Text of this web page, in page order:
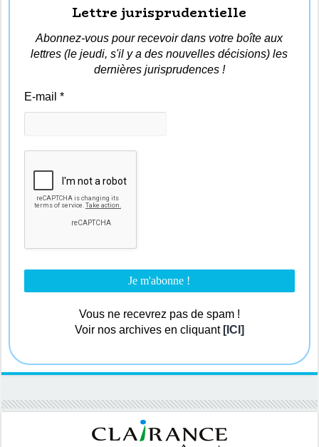
Lettre jurisprudentielle
Abonnez-vous pour recevoir dans votre boîte aux
lettres (le jeudi, s'il y a des nouvelles décisions) les
dernières jurisprudences !
E-mail*
Vous ne recevrez pas de spam !
Voir nos archives en cliquant [ICI]